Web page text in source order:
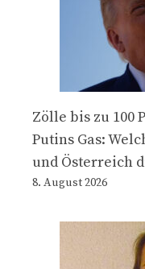
Zölle bis zu 100
Putins Gas:
und Österreich
8. August 2026